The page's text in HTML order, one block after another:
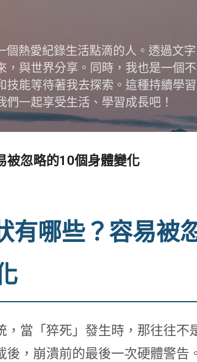
熱愛紀錄生活點滴的人。透過文
，與世界分享。同時，我也是一個
技能等待著我去探索。這種持續學
一起享受生活、學習成長吧！
被忽略的10個身體變化
有哪些？容易被
當「猝死」發生時，那往往不
，崩潰前的最後一次硬體警告